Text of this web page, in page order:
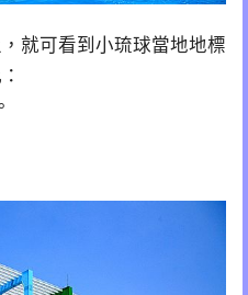
就可看到小琉球當地地標